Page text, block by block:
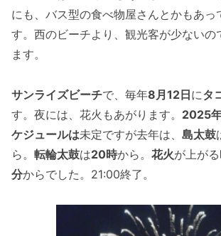
にも、バス型の食べ物屋さんとかもあっ
す。西のビーチより、観光客が少ないの
ます。
サンライズビーチで、毎年8月12日にタ
す。夜には、花火もあがります。 2025
ケジュールは未定ですが去年は、 島太鼓
ら。 転輪太鼓は20時から。 花火が上がる
分からでした。21:00終了。